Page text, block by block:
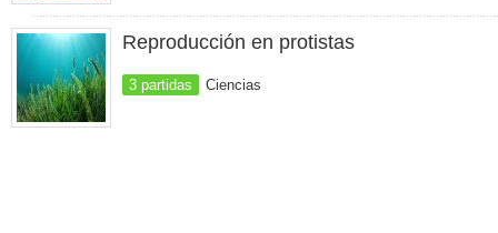
Reproducción en protistas
3 partidas Ciencias